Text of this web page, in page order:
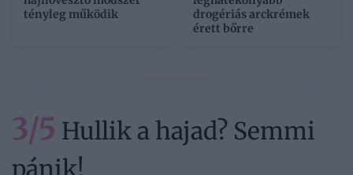
tényleg működik
drogériás arckrémek
érett bőrre
3/5 Hullik a hajad? Semmi